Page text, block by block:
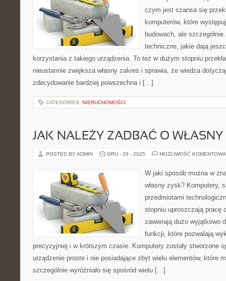
czym jest szansa się
komputerów, które
budowach, ale
techniczne, jakie dają
korzystania z takiego urządzenia. To też w dużym stopniu
nieustannie zwiększa własny zakres i sprawia, że wiedza
zdecydowanie bardziej powszechna i […]
CATEGORIES: NIERUCHOMOŚCI
JAK NALEŻY ZADBAĆ O WŁASNY
POSTED BY ADMIN GRU - 29 - 2025 MOŻLIWOŚĆ
W jaki sposób można w
własny zysk? Komputery,
przedmiotami
stopniu uproszczają pracę
zawierają dużo wyjątkowo
funkcji, które pozwalają
precyzyjniej i w krótszym czasie. Komputery zostały stworzone
urządzenie proste i nie posiadające zbyt wielu elementów, które
szczególnie wyróżniało się spośród wielu […]